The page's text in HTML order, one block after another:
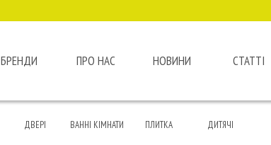
БРЕНДИ ПРО НАС НОВИНИ СТАТТІ
ДВЕРІ ВАННІ КІМНАТИ ПЛИТКА ДИТЯЧІ